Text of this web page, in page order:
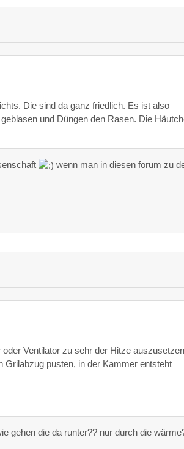
Die sind da ganz friedlich. Es ist also
und Düngen den Rasen. Die
wenn man in diesen forum zu
Ventilator zu sehr der Hitze
Grilabzug pusten, in der Kammer entsteht
gehen die da runter?? nur durch die